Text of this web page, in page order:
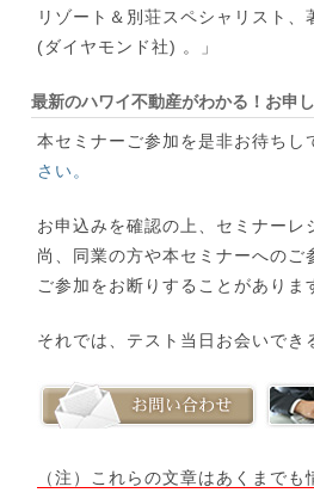
リゾート＆別荘スペシャリスト、
(ダイヤモンド社) 。」
最新のハワイ不動産がわかる！お申
本セミナーご参加を是非お待ちし
さい。
お申込みを確認の上、セミナーレ
尚、同業の方や本セミナーへの
ご参加をお断りすることがありま
それでは、テスト当日お会いで
（注）これらの文章はあくまで